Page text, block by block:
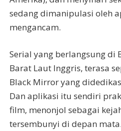
sedang dimanipulasi oleh
mengancam.
Serial yang berlangsung di
Barat Laut Inggris, terasa
Black Mirror yang
Dan aplikasi itu sendiri
film, menonjol sebagai
tersembunyi di depan